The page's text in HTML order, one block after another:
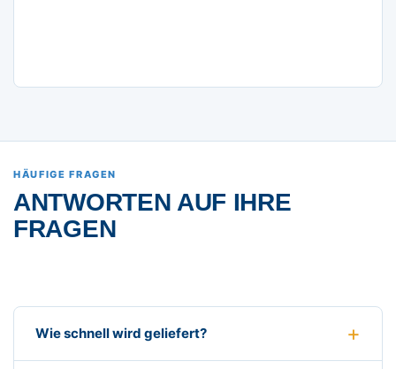
HÄUFIGE FRAGEN
ANTWORTEN AUF IHRE
FRAGEN
Wie schnell wird geliefert?